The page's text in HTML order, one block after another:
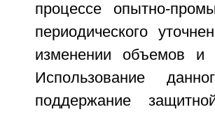
процессе опытно-
периодического
изменении объемов и
Использование
поддержание